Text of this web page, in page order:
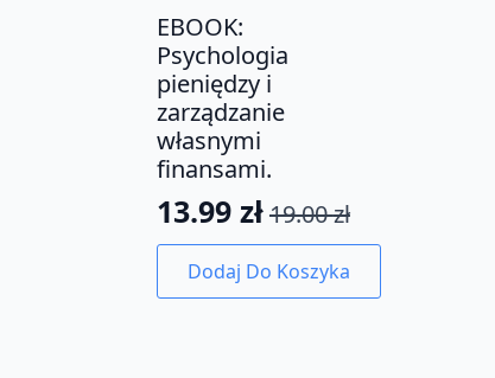
EBOOK:
Psychologia
pieniędzy i
zarządzanie
własnymi
finansami.
19.00zł
Pierwotna
cena
wynosiła:
13.99 zł
Aktualna
cena
wynosi:
Dodaj Do Koszyka